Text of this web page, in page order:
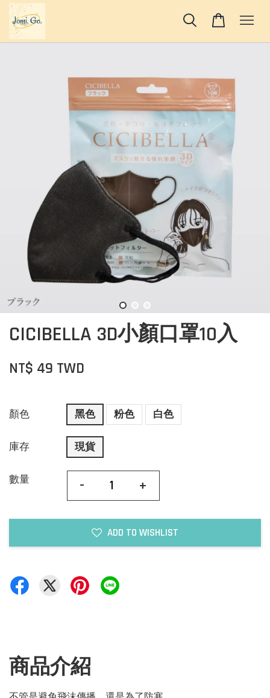
CICIBELLA 3D小顏口罩10入
NT$ 49 TWD
顏色 黑色 粉色 白色
庫存 現貨
數量 - +
ADD TO WISHLIST
商品介紹